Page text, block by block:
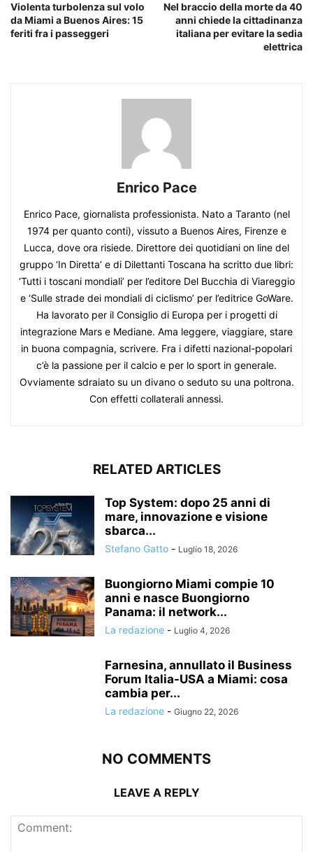
Violenta turbolenza sul volo
da Miami a Buenos Aires: 15
feriti fra i passeggeri
Nel braccio della morte da 40
anni chiede la cittadinanza
italiana per evitare la sedia
elettrica
Enrico Pace
Enrico Pace, giornalista professionista. Nato a Taranto (nel
1974 per quanto conti), vissuto a Buenos Aires, Firenze e
Lucca, dove ora risiede. Direttore dei quotidiani on line del
gruppo ‘In Diretta’ e di Dilettanti Toscana ha scritto due libri:
‘Tutti i toscani mondiali’ per l’editore Del Bucchia di Viareggio
e ‘Sulle strade dei mondiali di ciclismo’ per l’editrice GoWare.
Ha lavorato per il Consiglio di Europa per i progetti di
integrazione Mars e Mediane. Ama leggere, viaggiare, stare
in buona compagnia, scrivere. Fra i difetti nazional-popolari
c’è la passione per il calcio e per lo sport in generale.
Ovviamente sdraiato su un divano o seduto su una poltrona.
Con effetti collaterali annessi.
RELATED ARTICLES
Top System: dopo 25 anni di
mare, innovazione e visione
sbarca...
Stefano Gatto - Luglio 18, 2026
Buongiorno Miami compie 10
anni e nasce Buongiorno
Panama: il network...
La redazione - Luglio 4, 2026
Farnesina, annullato il Business
Forum Italia-USA a Miami: cosa
cambia per...
La redazione - Giugno 22, 2026
NO COMMENTS
LEAVE A REPLY